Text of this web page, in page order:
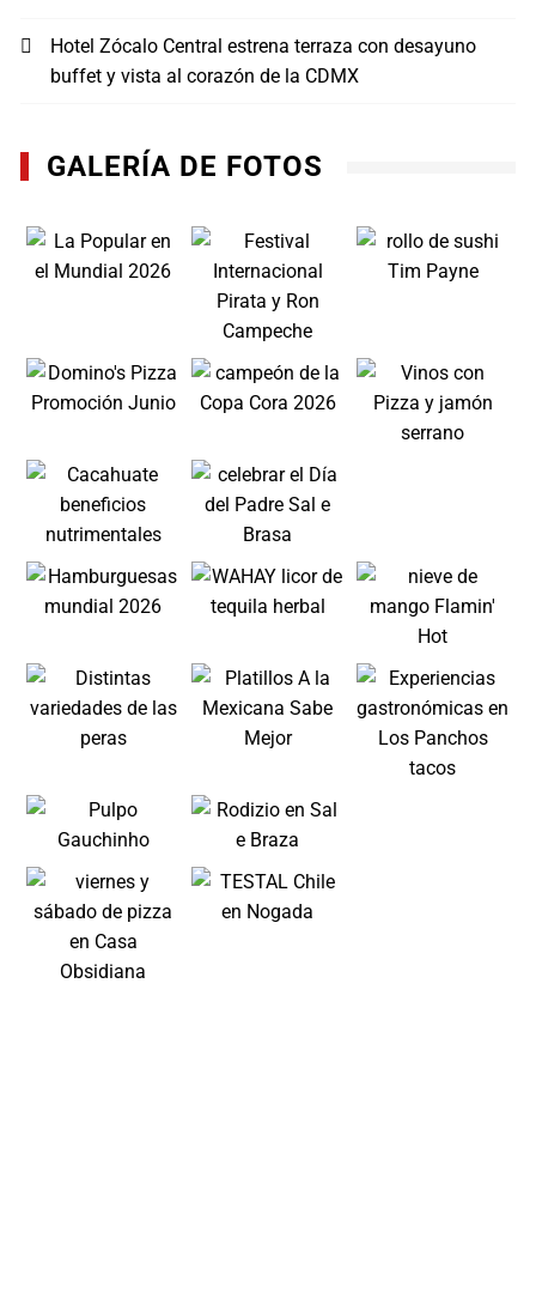
Hotel Zócalo Central estrena terraza con desayuno
buffet y vista al corazón de la CDMX
GALERÍA DE FOTOS